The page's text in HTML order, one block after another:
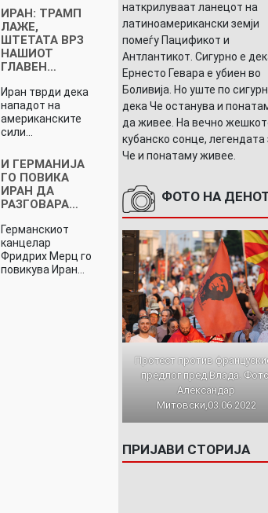
ИРАН: ТРАМП
ЛАЖЕ,
ШТЕТАТА ВРЗ
НАШИОТ
ГЛАВЕН…
Иран тврди дека
нападот на
американските
сили…
И ГЕРМАНИЈА
ГО ПОВИКА
ИРАН ДА
РАЗГОВАРА…
Германскиот
канцелар
Фридрих Мерц го
повикува Иран…
наткрилуваат ланецот на
латиноамерикански земји
помеѓу Пацификот и
Антлантикот. Сигурно е
Ернесто Гевара е убиен во
Боливија. Но уште по
дека Че останува и
да живее. На вечно
кубанско сонце, легендата
Че и понатаму живее.
ФОТО НА
Протест против
предлог пред Влада.
Александар
Митовски,03.06.2022
ПРИЈАВИ СТОРИЈА